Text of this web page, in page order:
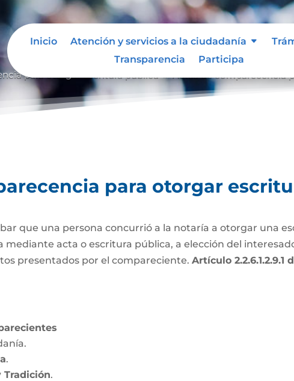
Inicio Atención y servicios a la ciudadanía
Transparencia
Participa
para otorgar escritura pública Actas de comparecencia
para otorgar
que una persona concurrió a la notaría a otorgar una
mediante acta o escritura pública, a elección del
presentados por el compareciente.Artículo
.
Tradición.